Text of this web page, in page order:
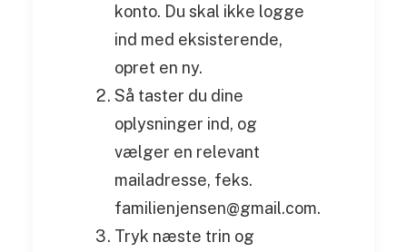
konto. Du skal ikke logge
ind med eksisterende,
opret en ny.
Så taster du dine
oplysninger ind, og
vælger en relevant
mailadresse, feks.
familienjensen@gmail.com.
Tryk næste trin og